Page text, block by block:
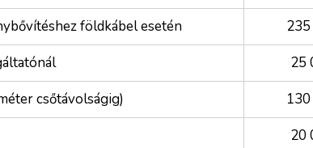
földkábel esetén
25
csőtávolságig)
20